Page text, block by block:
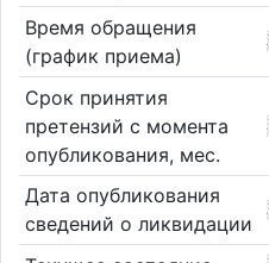
Время обращения
(график приема)
Срок принятия
претензий с момента
опубликования, мес.
Дата опубликования
сведений о ликвидации